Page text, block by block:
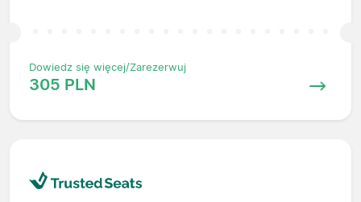
Dowiedz się więcej/Zarezerwuj
305 PLN